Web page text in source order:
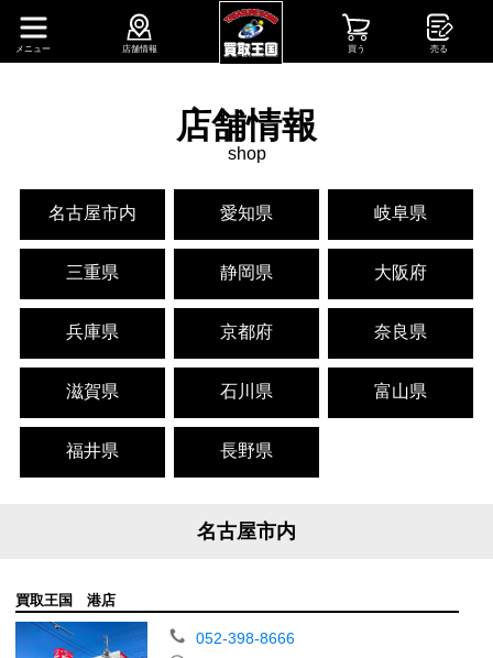
店舗情報 買う 売る
メニュー
店舗情報
shop
名古屋市内 愛知県 岐阜県
三重県 静岡県 大阪府
兵庫県 京都府 奈良県
滋賀県 石川県 富山県
福井県 長野県
名古屋市内
買取王国 港店
052-398-8666